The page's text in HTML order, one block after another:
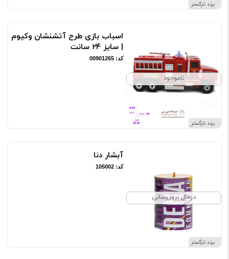
برند نارگستر
ناموجود
برند نارگستر
اسباب بازی طرح آتشنشان وکیوم
| سایز 24 سانت
کد: 00901265
درحال بروزرسانی
برند نارگستر
آبشار دنا
کد: 105002